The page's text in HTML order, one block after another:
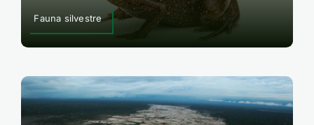
Fauna silvestre